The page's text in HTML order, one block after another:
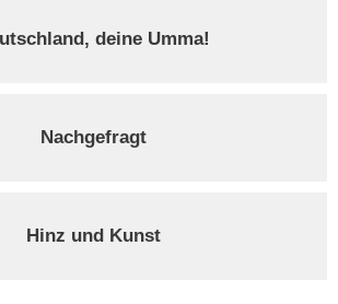
deine Umma!
Nachgefragt
Hinz und Kunst